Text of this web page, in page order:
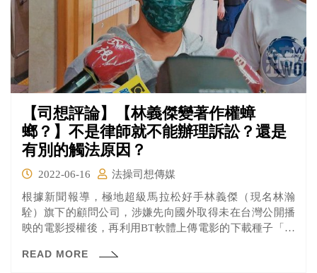
【司想評論】【林義傑變著作權蟑
螂？】不是律師就不能辦理訴訟？還是
有別的觸法原因？
2022-06-16
法操司想傳媒
根據新聞報導，極地超級馬拉松好手林義傑（現名林瀚
駩）旗下的顧問公司，涉嫌先向國外取得未在台灣公開播
映的電影授權後，再利用BT軟體上傳電影的下載種子「釣
並透過私下和解「賺取」金額。 林義傑由於不具律師資格
READ MORE